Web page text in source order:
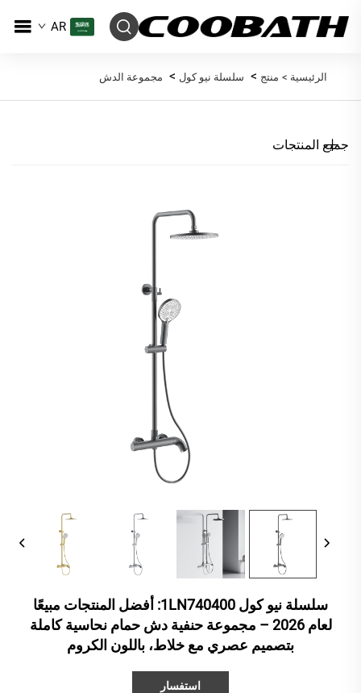
AR
الرئيسية > منتج > سلسلة نيو كول > مجموعة الدش
جميع المنتجات
سلسلة نيو كول 1LN740400: أفضل المنتجات مبيعًا
لعام 2026 – مجموعة حنفية دش حمام نحاسية كاملة
بتصميم عصري مع خلاط، باللون الكروم
استفسار